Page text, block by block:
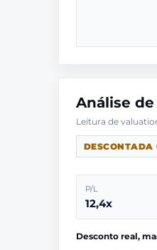
Análise
DESCONTADA
P/L
12,4x
Desconto real,